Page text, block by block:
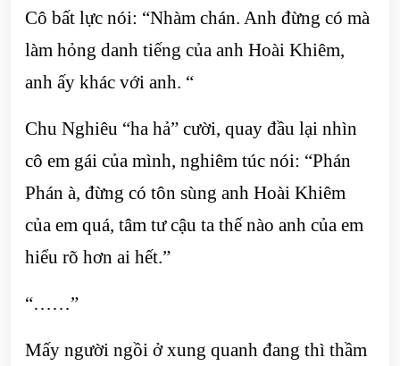
Cô bất lực nói: “Nhàm chán. Anh đừng có mà
làm hỏng danh tiếng của anh Hoài Khiêm,
anh ấy khác với anh. “
Chu Nghiêu “ha hả” cười, quay đầu lại nhìn
cô em gái của mình, nghiêm túc nói: “Phán
Phán à, đừng có tôn sùng anh Hoài Khiêm
của em quá, tâm tư cậu ta thế nào anh của em
hiểu rõ hơn ai hết.”
“……”
Mấy người ngồi ở xung quanh đang thì thầm